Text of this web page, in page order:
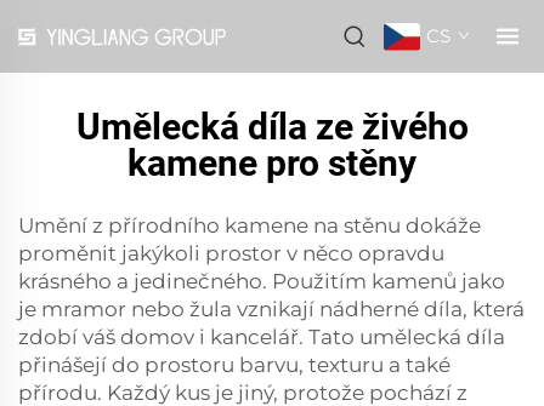
CS
Umělecká díla ze živého
kamene pro stěny
Umění z přírodního kamene na stěnu dokáže
proměnit jakýkoli prostor v něco opravdu
krásného a jedinečného. Použitím kamenů jako
je mramor nebo žula vznikají nádherné díla, která
zdobí váš domov i kancelář. Tato umělecká díla
přinášejí do prostoru barvu, texturu a také
přírodu. Každý kus je jiný, protože pochází z